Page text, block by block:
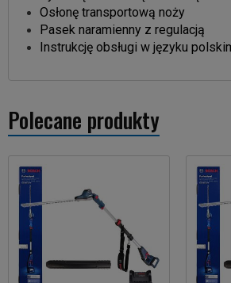
Osłonę transportową noży
Pasek naramienny z regulacją
Instrukcję obsługi w języku
Polecane produkty